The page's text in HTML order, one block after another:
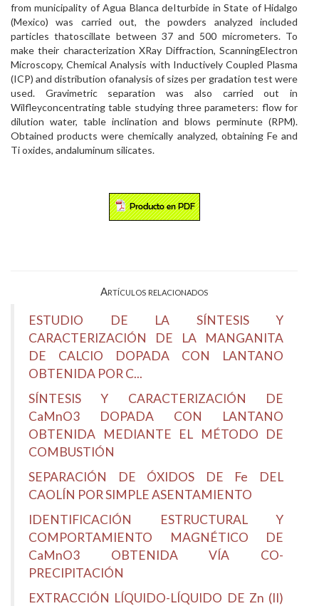
from municipality of Agua Blanca deIturbide in State of Hidalgo
(Mexico) was carried out, the powders analyzed included
particles thatoscillate between 37 and 500 micrometers. To
make their characterization XRay Diffraction, ScanningElectron
Microscopy, Chemical Analysis with Inductively Coupled Plasma
(ICP) and distribution ofanalysis of sizes per gradation test were
used. Gravimetric separation was also carried out in
Wilfleyconcentrating table studying three parameters: flow for
dilution water, table inclination and blows perminute (RPM).
Obtained products were chemically analyzed, obtaining Fe and
Ti oxides, andaluminum silicates.
Artículos relacionados
ESTUDIO DE LA SÍNTESIS Y
CARACTERIZACIÓN DE LA MANGANITA
DE CALCIO DOPADA CON LANTANO
OBTENIDA POR C...
SÍNTESIS Y CARACTERIZACIÓN DE
CaMnO3 DOPADA CON LANTANO
OBTENIDA MEDIANTE EL MÉTODO DE
COMBUSTIÓN
SEPARACIÓN DE ÓXIDOS DE Fe DEL
CAOLÍN POR SIMPLE ASENTAMIENTO
IDENTIFICACIÓN ESTRUCTURAL Y
COMPORTAMIENTO MAGNÉTICO DE
CaMnO3 OBTENIDA VÍA CO-
PRECIPITACIÓN
EXTRACCIÓN LÍQUIDO-LÍQUIDO DE Zn (II)